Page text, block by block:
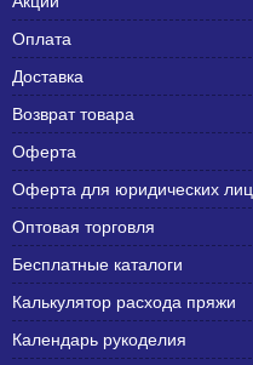
Оплата
Доставка
Возврат товара
Оферта
Оферта для юридических лиц
Оптовая торговля
Бесплатные каталоги
Калькулятор расхода пряжи
Календарь рукоделия